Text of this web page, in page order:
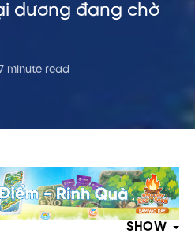
dương đang chờ
minute read
SHOW